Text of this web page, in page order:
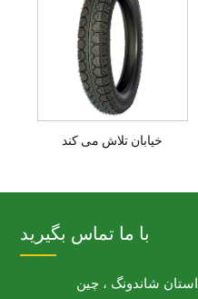
خیابان تلاش می کند
با ما تماس بگیرید
استان شاندونگ ، چین